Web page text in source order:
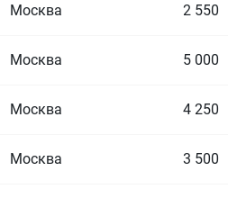
Москва 2 550
Москва 5 000
Москва 4 250
Москва 3 500